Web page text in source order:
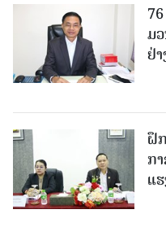
ມ
ຢ່
ຝຶ
ກ
ແ